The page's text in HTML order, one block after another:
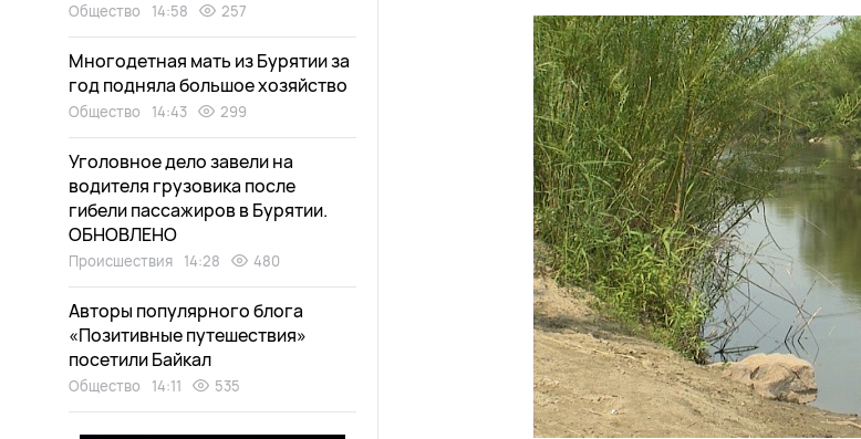
Общество 14:58 257
Многодетная мать из Бурятии за
год подняла большое хозяйство
Общество 14:43 299
Уголовное дело завели на
водителя грузовика после
гибели пассажиров в Бурятии.
ОБНОВЛЕНО
Происшествия 14:28 480
Авторы популярного блога
«Позитивные путешествия»
посетили Байкал
Общество 14:11 535